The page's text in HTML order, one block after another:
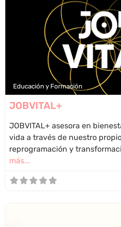
Educación y Formación
JOBVITAL+
JOBVITAL+ asesora en
vida a través de nuestro
reprogramación y
más...